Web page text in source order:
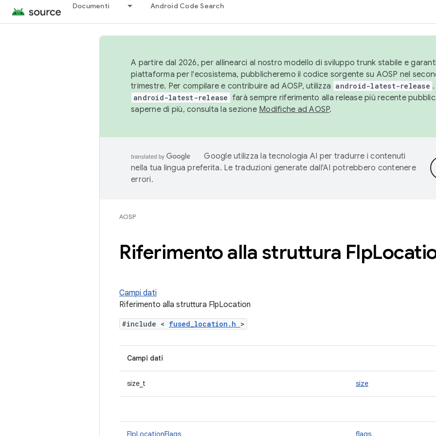
Documenti Android Code Search
A partire dal 2026, per allinearci al nostro modello di sviluppo trunk stabile e
piattaforma per l'ecosistema, pubblicheremo il codice sorgente su AOSP nel
trimestre. Per compilare e contribuire ad AOSP, utilizza android-latest-release
android-latest-release farà sempre riferimento alla release più recente
saperne di più, consulta la sezione Modifiche ad AOSP.
Google utilizza la tecnologia AI per tradurre i contenuti
nella tua lingua preferita. Le traduzioni generate dall'AI potrebbero contenere
errori.
AOSP
Riferimento alla struttura Flp
Campi dati
Riferimento alla struttura FlpLocation
#include < fused_location.h >
Campi dati
size_t size
FlpLocationFlags flags